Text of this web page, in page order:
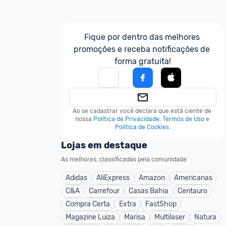
Fique por dentro das melhores
promoções e receba notificações de
forma gratuita!
Ao se cadastrar você declara que está ciente de
nossa Política de Privacidade, Termos de Uso e
Política de Cookies.
Lojas em destaque
As melhores, classificadas pela comunidade
Adidas AliExpress Amazon
Americanas
C&A
Carrefour Casas Bahia
Centauro
Compra Certa
Extra
FastShop
Magazine Luiza
Marisa Multilaser
Natura